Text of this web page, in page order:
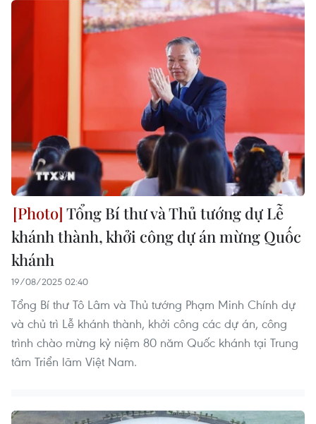
Tổng Bí thư và Thủ tướng dự Lễ
khánh thành, khởi công dự án mừng Quốc
khánh
19/08/2025 02:40
Tổng Bí thư Tô Lâm và Thủ tướng Phạm Minh Chính dự
và chủ trì Lễ khánh thành, khởi công các dự án, công
trình chào mừng kỷ niệm 80 năm Quốc khánh tại Trung
tâm Triển lãm Việt Nam.